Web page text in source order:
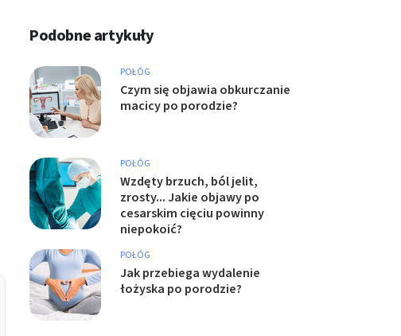
Podobne artykuły
POŁÓG
Czym się objawia obkurczanie
macicy po porodzie?
POŁÓG
Wzdęty brzuch, ból jelit,
zrosty... Jakie objawy po
cesarskim cięciu powinny
niepokoić?
POŁÓG
Jak przebiega wydalenie
łożyska po porodzie?